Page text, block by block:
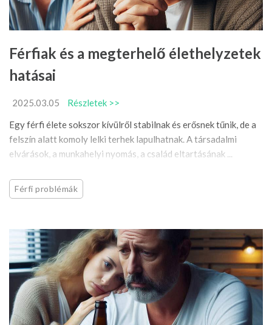
Férfiak és a megterhelő élethelyzetek
hatásai
2025.03.05
Részletek >>
Egy férfi élete sokszor kívülről stabilnak és erősnek tűnik, de a
felszín alatt komoly lelki terhek lapulhatnak. A társadalmi
elvárások, a munkahelyi nyomás, a család eltartásának ...
Férfi problémák